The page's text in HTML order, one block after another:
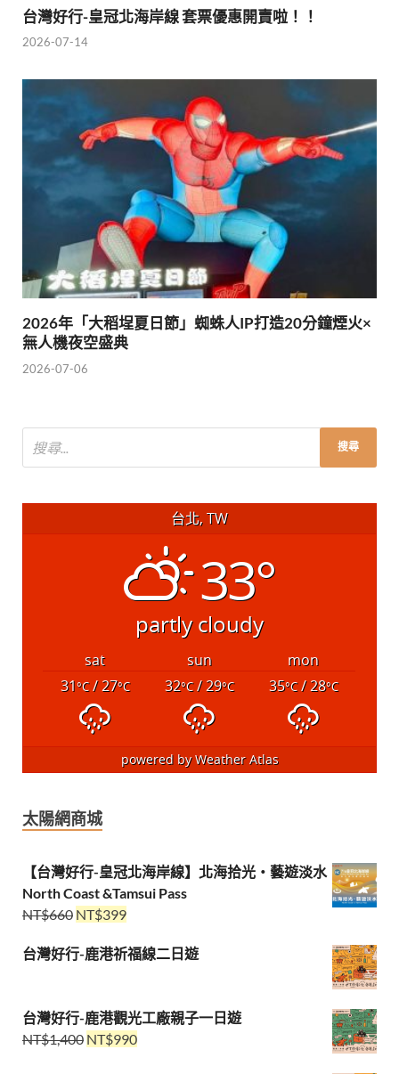
台灣好行-皇冠北海岸線 套票優惠開賣啦！！
2026-07-14
2026年「大稻埕夏日節」蜘蛛人IP打造20分鐘煙火×
無人機夜空盛典
2026-07-06
台北, TW
33°
partly cloudy
sat sun
mon
31°C/ 27°C 32°C/ 29°C 35°C/ 28°C
powered byWeather Atlas
太陽網商城
【台灣好行-皇冠北海岸線】北海拾光・藝遊淡水
North Coast &Tamsui Pass
NT$660 NT$399
台灣好行-鹿港祈福線二日遊
台灣好行-鹿港觀光工廠親子一日遊
NT$1,400 NT$990